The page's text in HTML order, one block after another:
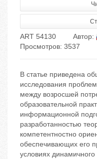
ART 54130 Автор:
Просмотров: 3537
В статье приведена
исследования
между возросшей
образовательной
информационной
разработанностью
компетентностно
обеспечивающих его
условиях